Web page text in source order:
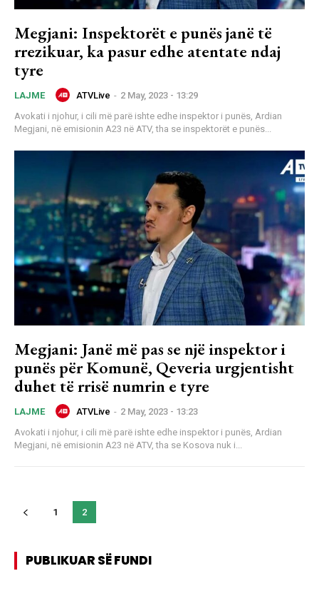
Megjani: Inspektorët e punës janë të
rrezikuar, ka pasur edhe atentate ndaj
tyre
LAJME ATVLive - 2 May, 2023 - 13:29
Avokati i njohur, i cili më parë ishte edhe inspektor i punës, Ardian
Megjani, në emisionin A23 në ATV, tha se inspektorët e punës...
Megjani: Janë më pas se një inspektor i
punës për Komunë, Qeveria urgjentisht
duhet të rrisë numrin e tyre
LAJME ATVLive - 2 May, 2023 - 13:23
Avokati i njohur, i cili më parë ishte edhe inspektor i punës, Ardian
Megjani, në emisionin A23 në ATV, tha se Kosova nuk i...
1 2
PUBLIKUAR SË FUNDI